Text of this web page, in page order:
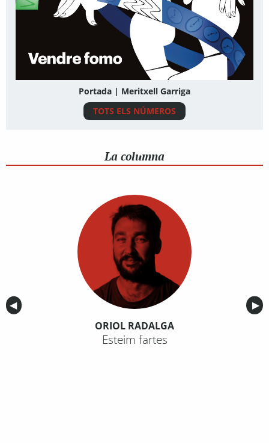
Portada | Meritxell Garriga
TOTS ELS NÚMEROS
La columna
Anterior
◀︎ ▶︎
ORIOL RADALGA
Esteim fartes